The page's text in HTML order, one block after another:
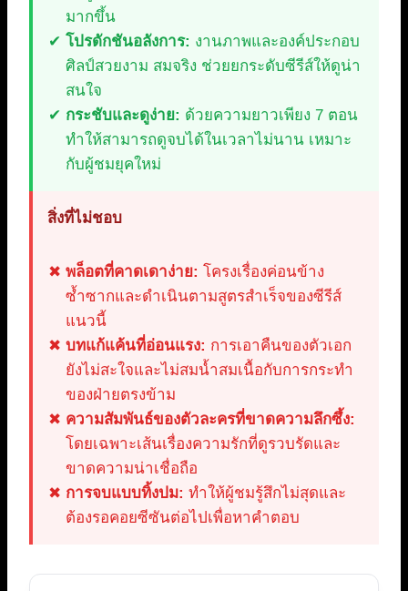
มากขึ้น
โปรดักชันอลังการ: งานภาพและองค์ประกอบ
ศิลป์สวยงาม สมจริง ช่วยยกระดับซีรีส์ให้ดูน่า
สนใจ
กระชับและดูง่าย: ด้วยความยาวเพียง 7 ตอน
ทำให้สามารถดูจบได้ในเวลาไม่นาน เหมาะ
กับผู้ชมยุคใหม่
สิ่งที่ไม่ชอบ
พล็อตที่คาดเดาง่าย: โครงเรื่องค่อนข้าง
ซ้ำซากและดำเนินตามสูตรสำเร็จของซีรีส์
แนวนี้
บทแก้แค้นที่อ่อนแรง: การเอาคืนของตัวเอก
ยังไม่สะใจและไม่สมน้ำสมเนื้อกับการกระทำ
ของฝ่ายตรงข้าม
ความสัมพันธ์ของตัวละครที่ขาดความลึกซึ้ง:
โดยเฉพาะเส้นเรื่องความรักที่ดูรวบรัดและ
ขาดความน่าเชื่อถือ
การจบแบบทิ้งปม: ทำให้ผู้ชมรู้สึกไม่สุดและ
ต้องรอคอยซีซันต่อไปเพื่อหาคำตอบ